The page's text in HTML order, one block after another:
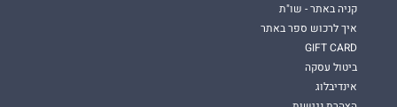
קניה באתר - שו"ת
איך לרכוש ספר באתר
GIFT CARD
ביטול עסקה
אינדיבלוג